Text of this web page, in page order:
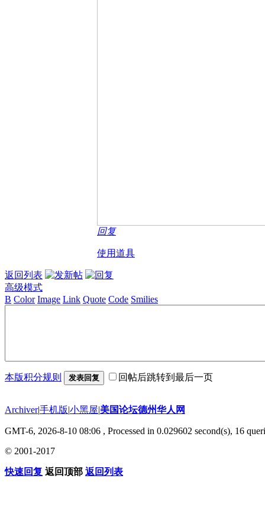
回复
使用道具
返回列表
高级模式
B Color Image Link Quote Code Smilies
本版积分规则 发表回复 回帖后跳转到最后一页
Archiver|手机版|小黑屋|美国论坛德州华人网
GMT-6, 2026-8-10 08:06 , Processed in 0.029602 second(s), 16
© 2001-2017
快速回复 返回顶部 返回列表